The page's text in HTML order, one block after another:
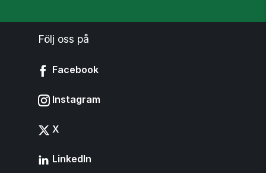
Följ oss på
Facebook
Instagram
X
LinkedIn